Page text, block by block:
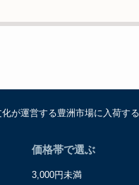
電子メールアドレスなど、お
号 東麻布食文化ビル４階
が運営する豊洲市場に入荷す
価格帯で選ぶ
3,000円未満